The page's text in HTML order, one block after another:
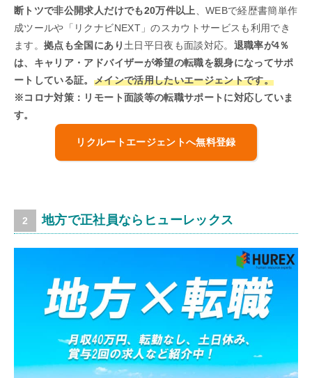
断トツで非公開求人だけでも20万件以上、WEBで経歴書簡単作
成ツールや「リクナビNEXT」のスカウトサービスも利用でき
ます。拠点も全国にあり土日平日夜も面談対応。 退職率が4％
は、キャリア・アドバイザーが希望の転職を親身になってサポ
ートしている証。 メインで活用したいエージェントです。
※コロナ対策：リモート面談等の転職サポートに対応していま
す。
リクルートエージェントへ無料登録
地方で正社員ならヒューレックス